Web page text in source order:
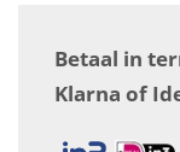
Betaal in
Klarna of